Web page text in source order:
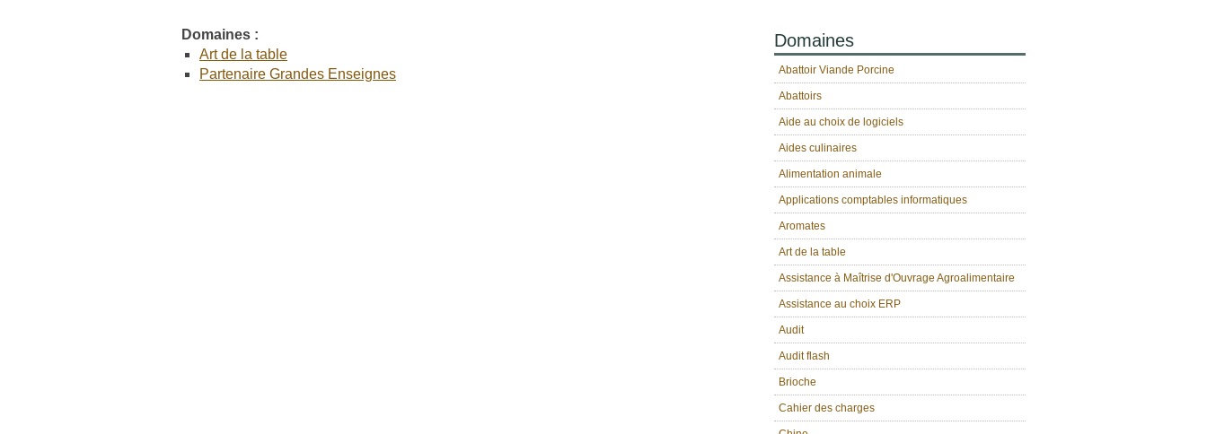
Domaines :
Art de la table
Partenaire Grandes Enseignes
Domaines
Abattoir Viande Porcine
Abattoirs
Aide au choix de logiciels
Aides culinaires
Alimentation animale
Applications comptables informatiques
Aromates
Art de la table
Assistance à Maîtrise d'Ouvrage Agroalimentaire
Assistance au choix ERP
Audit
Audit flash
Brioche
Cahier des charges